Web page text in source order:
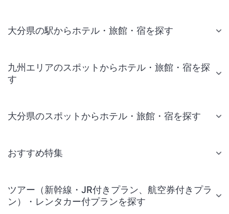
大分県の駅からホテル・旅館・宿を探す
九州エリアのスポットからホテル・旅館・宿を探
す
大分県のスポットからホテル・旅館・宿を探す
おすすめ特集
ツアー（新幹線・JR付きプラン、航空券付きプラ
ン）・レンタカー付プランを探す